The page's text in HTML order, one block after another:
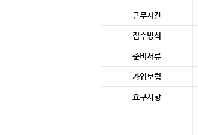
근무시간
접수방식
준비서류
가입보험
요구사항